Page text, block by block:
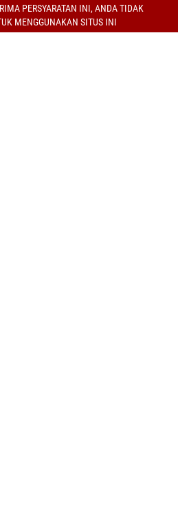
PERSYARATAN INI, ANDA TIDAK
MENGGUNAKAN SITUS INI